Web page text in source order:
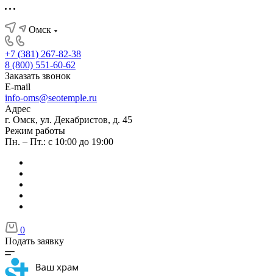
Омск
+7 (381) 267-82-38
8 (800) 551-60-62
Заказать звонок
E-mail
info-oms@seotemple.ru
Адрес
г. Омск, ул. Декабристов, д. 45
Режим работы
Пн. – Пт.: с 10:00 до 19:00
0
Подать заявку